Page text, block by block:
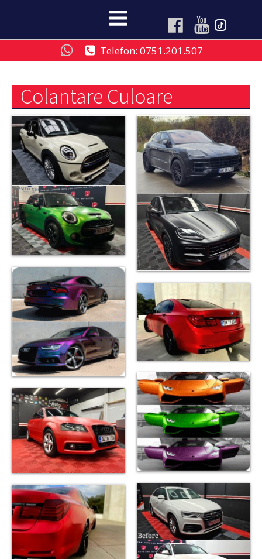
Telefon: 0751.201.507
Colantare Culoare